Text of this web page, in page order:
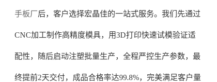
手板厂后，客户选择宏晶佳的一站式服务。我们先通过
CNC加工制作高精度模具，用3D打印快速试模验证适
配性，随后启动注塑批量生产，全程严控生产参数，最
终提前2天交付，成品合格率达99.8%，完美满足客户量